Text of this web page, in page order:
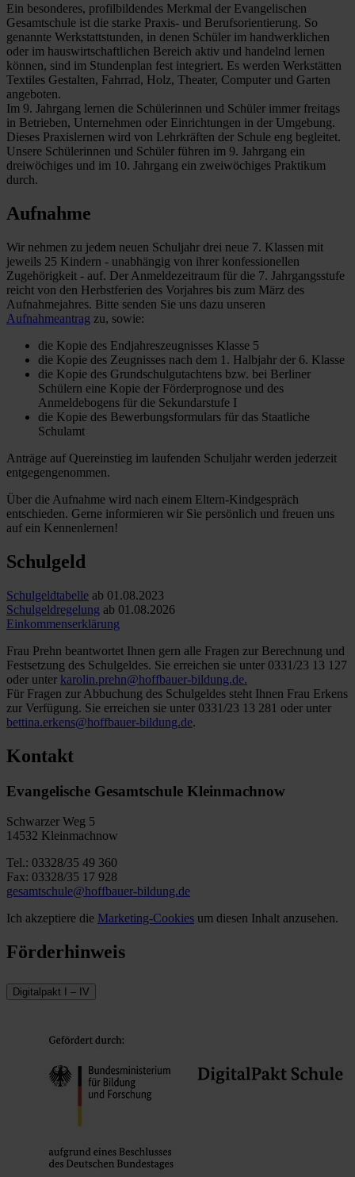
Ein besonderes, profilbildendes Merkmal der Evangelischen
Gesamtschule ist die starke Praxis- und Berufsorientierung. So
genannte Werkstattstunden, in denen Schüler im handwerklichen
oder im hauswirtschaftlichen Bereich aktiv und handelnd lernen
können, sind im Stundenplan fest integriert. Es werden Werkstätten
Textiles Gestalten, Fahrrad, Holz, Theater, Computer und Garten
angeboten.
Im 9. Jahrgang lernen die Schülerinnen und Schüler immer freitags
in Betrieben, Unternehmen oder Einrichtungen in der Umgebung.
Dieses Praxislernen wird von Lehrkräften der Schule eng begleitet.
Unsere Schülerinnen und Schüler führen im 9. Jahrgang ein
dreiwöchiges und im 10. Jahrgang ein zweiwöchiges Praktikum
durch.
Aufnahme
Wir nehmen zu jedem neuen Schuljahr drei neue 7. Klassen mit
jeweils 25 Kindern - unabhängig von ihrer konfessionellen
Zugehörigkeit - auf. Der Anmeldezeitraum für die 7. Jahrgangsstufe
reicht von den Herbstferien des Vorjahres bis zum März des
Aufnahmejahres. Bitte senden Sie uns dazu unseren
Aufnahmeantrag zu, sowie:
die Kopie des Endjahreszeugnisses Klasse 5
die Kopie des Zeugnisses nach dem 1. Halbjahr der 6. Klasse
die Kopie des Grundschulgutachtens bzw. bei Berliner
Schülern eine Kopie der Förderprognose und des
Anmeldebogens für die Sekundarstufe I
die Kopie des Bewerbungsformulars für das Staatliche
Schulamt
Anträge auf Quereinstieg im laufenden Schuljahr werden jederzeit
entgegengenommen.
Über die Aufnahme wird nach einem Eltern-Kindgespräch
entschieden. Gerne informieren wir Sie persönlich und freuen uns
auf ein Kennenlernen!
Schulgeld
Schulgeldtabelle ab 01.08.2023
Schulgeldregelung ab 01.08.2026
Einkommenserklärung
Frau Prehn beantwortet Ihnen gern alle Fragen zur Berechnung und
Festsetzung des Schulgeldes. Sie erreichen sie unter 0331/23 13 127
oder unter karolin.prehn@hoffbauer-bildung.de.
Für Fragen zur Abbuchung des Schulgeldes steht Ihnen Frau Erkens
zur Verfügung. Sie erreichen sie unter 0331/23 13 281 oder unter
bettina.erkens@hoffbauer-bildung.de.
Kontakt
Evangelische Gesamtschule Kleinmachnow
Schwarzer Weg 5
14532 Kleinmachnow
Tel.: 03328/35 49 360
Fax: 03328/35 17 928
gesamtschule@hoffbauer-bildung.de
Ich akzeptiere die Marketing-Cookies um diesen Inhalt anzusehen.
Förderhinweis
Digitalpakt I – IV